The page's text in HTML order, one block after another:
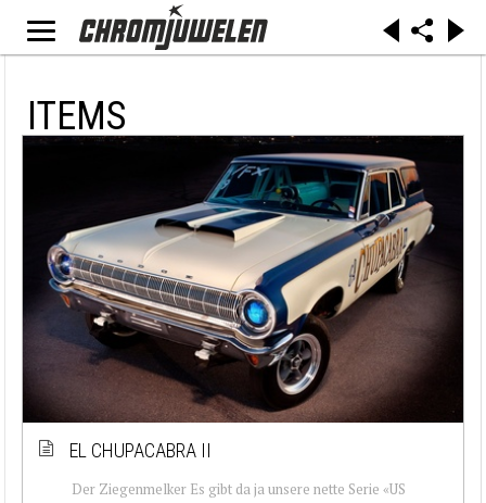
ITEMS
EL CHUPACABRA II
Der Ziegenmelker Es gibt da ja unsere nette Serie «US